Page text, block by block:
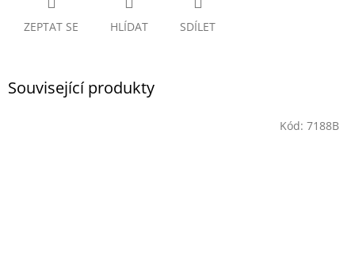
ZEPTAT SE HLÍDAT SDÍLET
Související produkty
Kód: 7188B